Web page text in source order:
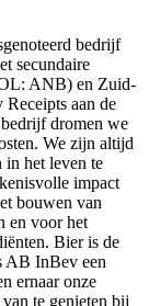
bedrijf
secundaire
ANB) en Zuid-
aan de
dromen we
We zijn altijd
in het leven te
impact
bouwen van
en voor het
Bier is de
AB InBev een
ernaar onze
te genieten bij